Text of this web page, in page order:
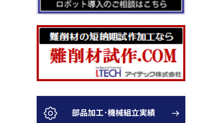
部品加工･機械組立実績